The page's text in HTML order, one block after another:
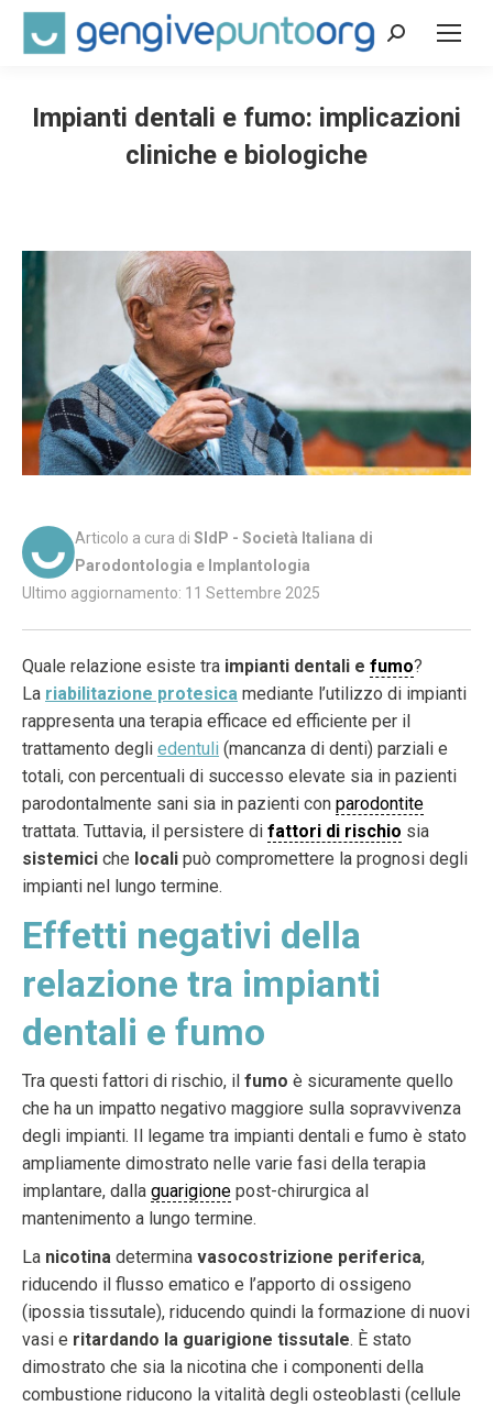
Cerca:
Impianti dentali e fumo: implicazioni
cliniche e biologiche
Articolo a cura di SIdP - Società Italiana di
Parodontologia e Implantologia
Ultimo aggiornamento: 11 Settembre 2025
Quale relazione esiste tra impianti dentali e fumo?
La riabilitazione protesica mediante l’utilizzo di impianti
rappresenta una terapia efficace ed efficiente per il
trattamento degli edentuli (mancanza di denti) parziali e
totali, con percentuali di successo elevate sia in pazienti
parodontalmente sani sia in pazienti con parodontite
trattata. Tuttavia, il persistere di fattori di rischio sia
sistemici che locali può compromettere la prognosi degli
impianti nel lungo termine.
Effetti negativi della
relazione tra impianti
dentali e fumo
Tra questi fattori di rischio, il fumo è sicuramente quello
che ha un impatto negativo maggiore sulla sopravvivenza
degli impianti. Il legame tra impianti dentali e fumo è stato
ampliamente dimostrato nelle varie fasi della terapia
implantare, dalla guarigione post-chirurgica al
mantenimento a lungo termine.
La nicotina determina vasocostrizione periferica,
riducendo il flusso ematico e l’apporto di ossigeno
(ipossia tissutale), riducendo quindi la formazione di nuovi
vasi e ritardando la guarigione tissutale. È stato
dimostrato che sia la nicotina che i componenti della
combustione riducono la vitalità degli osteoblasti (cellule